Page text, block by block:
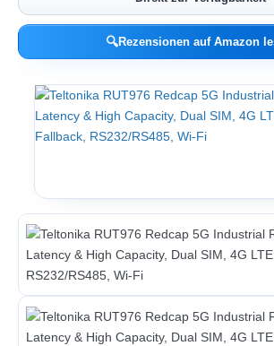
🔍Rezensionen auf Amazon